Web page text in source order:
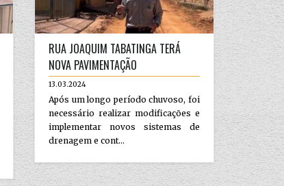
RUA JOAQUIM TABATINGA TERÁ
NOVA PAVIMENTAÇÃO
13.03.2024
Após um longo período chuvoso, foi
necessário realizar modificações e
implementar novos sistemas de
drenagem e cont...